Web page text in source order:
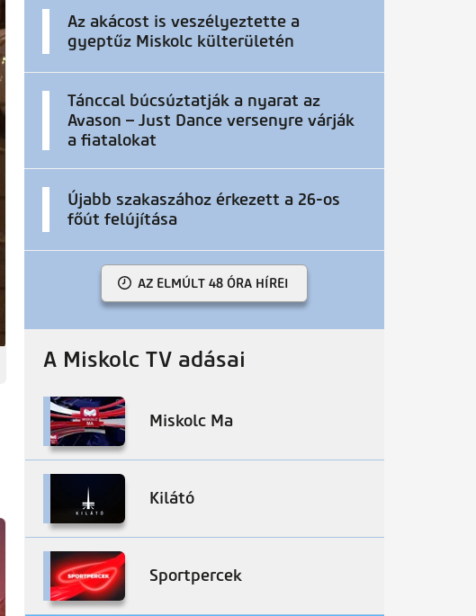
Az akácost is veszélyeztette a
gyeptűz Miskolc külterületén
Tánccal búcsúztatják a nyarat az
Avason – Just Dance versenyre várják
a fiatalokat
Újabb szakaszához érkezett a 26-os
főút felújítása
AZ ELMÚLT 48 ÓRA HÍREI
A Miskolc TV adásai
Miskolc Ma
Kilátó
Sportpercek